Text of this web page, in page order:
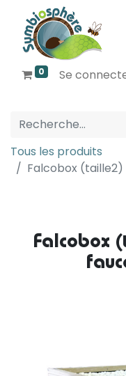
0 Se
Tous les produits
Falcobox
Falcobox